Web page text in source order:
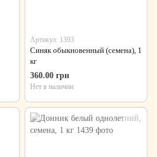
Артикул: 1393
Синяк обыкновенный (семена), 1
кг
360.00 грн
Нет в наличии